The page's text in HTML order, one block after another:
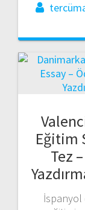
Eğitim
Tez
İspanyol